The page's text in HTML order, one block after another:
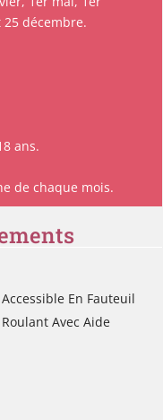
décembre.
ans.
de chaque mois.
Accessible En Fauteuil
Roulant Avec Aide